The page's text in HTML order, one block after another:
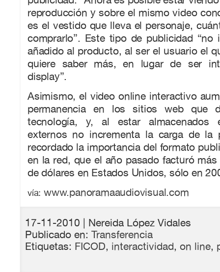
reproducción y sobre el mismo video
es el vestido que lleva el personaje,
comprarlo”. Este tipo de publicidad “no
añadido al producto, al ser el usuario el
quiere saber más, en lugar de ser
display”.
Asimismo, el video online interactivo
permanencia en los sitios web que
tecnología, y, al estar almacenados
externos no incrementa la carga de la
recordado la importancia del formato
en la red, que el año pasado facturó
de dólares en Estados Unidos, sólo en
vía: www.panoramaaudiovisual.com
17-11-2010 | Nereida López Vidales
Publicado en: Transferencia
Etiquetas: FICOD, interactividad, on line,